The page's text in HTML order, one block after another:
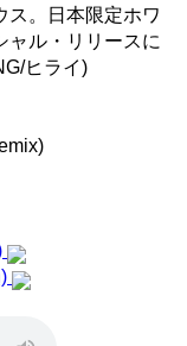
ス。日本限定ホワ
ャル・リリースに
ヒライ)